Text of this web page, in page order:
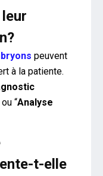
peuvent
à la patiente.
ou “Analyse
t-elle